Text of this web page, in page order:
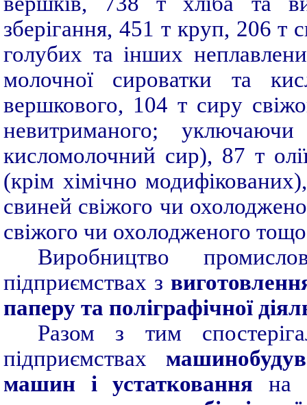
зберігання, 451 т круп, 206
голубих та інших
молочної сироватки та
вершкового, 104 т сиру
невитриманого;
кисломолочний сир), 87 т
(крім хімічно
свиней свіжого чи
свіжого чи охолодженого
Виробництво
підприємствах з
паперу та поліграфічної
Разом з тим
підприємствах
машин і устатковання на